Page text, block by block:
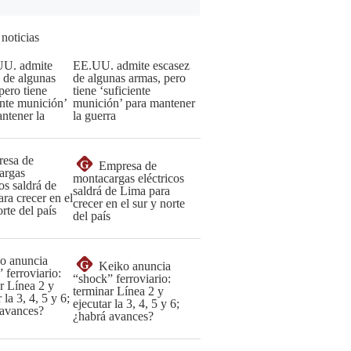
EE.UU. admite escasez
de algunas armas, pero
tiene ‘suficiente
munición’ para mantener
la guerra
G
Empresa de
montacargas eléctricos
saldrá de Lima para
crecer en el sur y norte
del país
G
Keiko anuncia
“shock” ferroviario:
terminar Línea 2 y
ejecutar la 3, 4, 5 y 6;
¿habrá avances?